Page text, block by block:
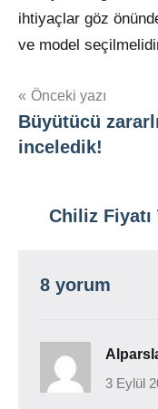
ihtiyaçlar göz
ve model
Yazı
gezinmesi
Önceki yazı
Büyütücü
inceledik!
Chiliz
8 yorum
3 Eylül